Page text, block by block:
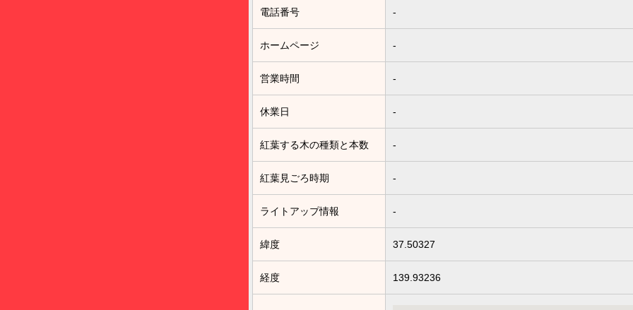
電話番号 -
ホームページ -
営業時間 -
休業日 -
紅葉する木の種類と本数 -
紅葉見ごろ時期 -
ライトアップ情報 -
緯度 37.50327
経度 139.93236